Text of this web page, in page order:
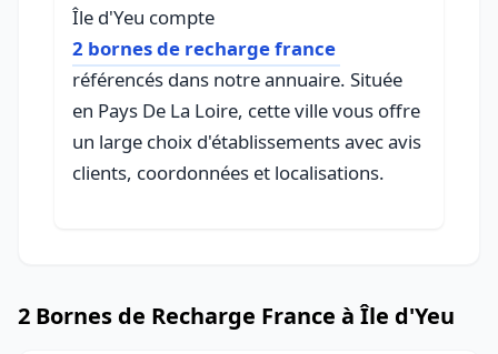
Île d'Yeu compte
2 bornes de recharge france
référencés dans notre annuaire. Située
en Pays De La Loire, cette ville vous offre
un large choix d'établissements avec avis
clients, coordonnées et localisations.
2 Bornes de Recharge France à Île d'Yeu